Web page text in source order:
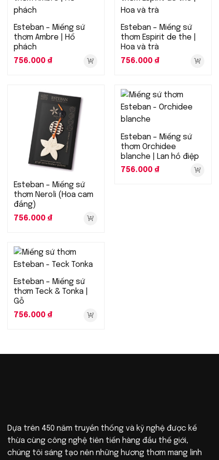
Esteban – Miếng sứ
thơm Ambre | Hổ
phách
756.000 ₫
Esteban – Miếng sứ
thơm Espirit de the |
Hoa và trà
756.000 ₫
Esteban – Miếng sứ
thơm Neroli (Hoa cam
đắng)
756.000 ₫
Esteban – Miếng sứ
thơm Orchidee
blanche | Lan hồ điệp
756.000 ₫
Esteban – Miếng sứ
thơm Teck & Tonka |
Gỗ
756.000 ₫
Dựa trên 450 năm truyền thống và kỹ nghệ được kế
thừa cùng công nghệ tiên tiến hàng đầu thế giới,
chúng tôi sáng tạo nên những hương thơm mang linh